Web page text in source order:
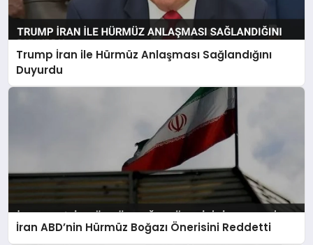
Trump İran ile Hürmüz Anlaşması Sağlandığını
Duyurdu
İran ABD’nin Hürmüz Boğazı Önerisini Reddetti